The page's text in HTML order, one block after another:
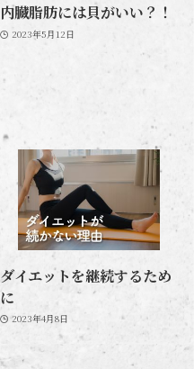
内臓脂肪には貝がいい？！
2023年5月12日
ダイエットを継続するため
に
2023年4月8日